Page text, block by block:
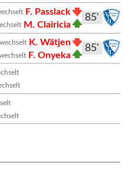
85'
F. Passlack
M. Clairicia
85'
K. Wätjen
F. Onyeka